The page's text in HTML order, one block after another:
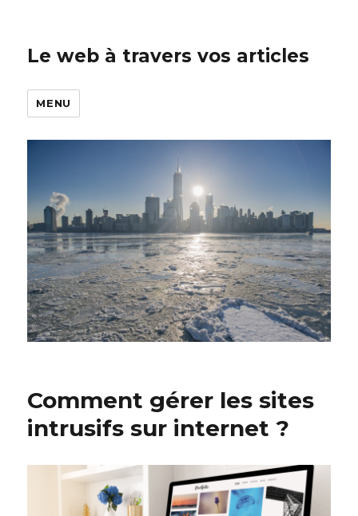
Le web à travers vos articles
MENU
Comment gérer les sites
intrusifs sur internet ?